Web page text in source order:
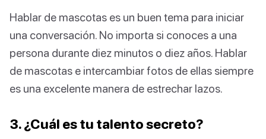
Hablar de mascotas es un buen tema para iniciar
una conversación. No importa si conoces a una
persona durante diez minutos o diez años. Hablar
de mascotas e intercambiar fotos de ellas siempre
es una excelente manera de estrechar lazos.
3. ¿Cuál es tu talento secreto?